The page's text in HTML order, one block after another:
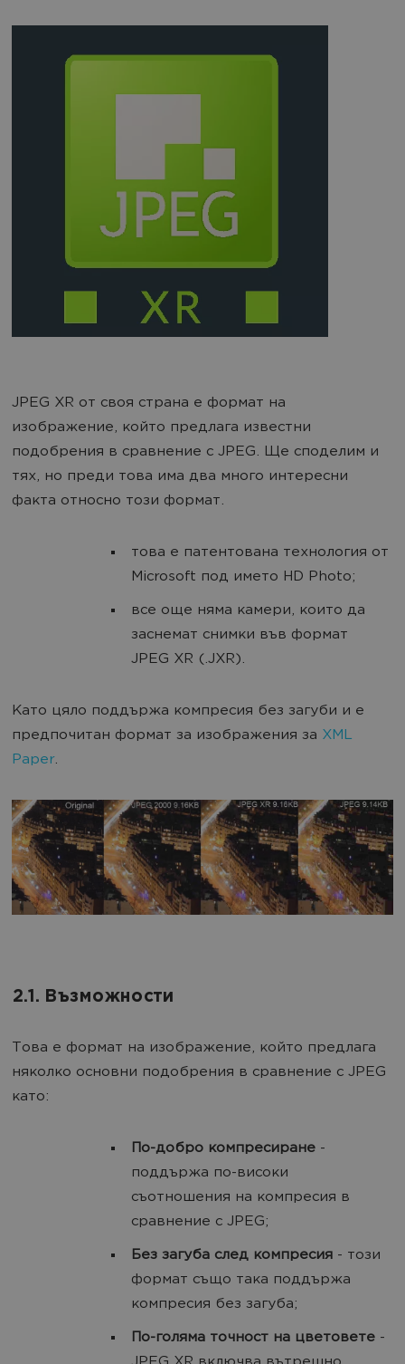
JPEG XR от своя страна е формат на
изображение, който предлага известни
подобрения в сравнение с JPEG. Ще споделим и
тях, но преди това има два много интересни
факта относно този формат.
това е патентована технология от
Microsoft под името HD Photo;
все още няма камери, които да
заснемат снимки във формат
JPEG XR (.JXR).
Като цяло поддържа компресия без загуби и е
предпочитан формат за изображения за XML
Paper.
2.1. Възможности
Това е формат на изображение, който предлага
няколко основни подобрения в сравнение с JPEG
като:
По-добро компресиране -
поддържа по-високи
съотношения на компресия в
сравнение с JPEG;
Без загуба след компресия - този
формат също така поддържа
компресия без загуба;
По-голяма точност на цветовете -